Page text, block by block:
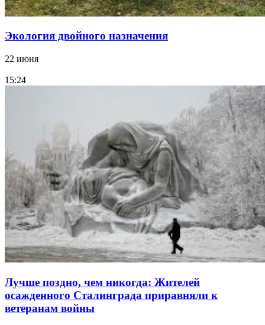
Экология двойного назначения
22 июня
15:24
Лучше поздно, чем никогда: Жителей
осажденного Сталинграда приравняли к
ветеранам войны